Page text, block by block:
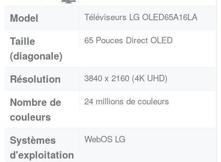
Model Téléviseurs LG OLED65A16LA
Taille
(diagonale)
65 Pouces Direct OLED
Résolution 3840 x 2160 (4K UHD)
Nombre de
couleurs
24 millions de couleurs
Systèmes
d'exploitation
WebOS LG